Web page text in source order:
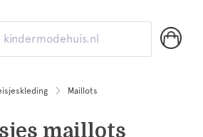
kindermodehuis.nl
Maillots
maillots